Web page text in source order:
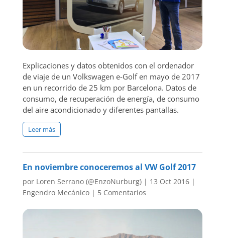
Explicaciones y datos obtenidos con el ordenador
de viaje de un Volkswagen e-Golf en mayo de 2017
en un recorrido de 25 km por Barcelona. Datos de
consumo, de recuperación de energía, de consumo
del aire acondicionado y diferentes pantallas.
Leer más
En noviembre conoceremos al VW Golf 2017
por Loren Serrano (@EnzoNurburg)| 13 Oct 2016|
Engendro Mecánico| 5 Comentarios